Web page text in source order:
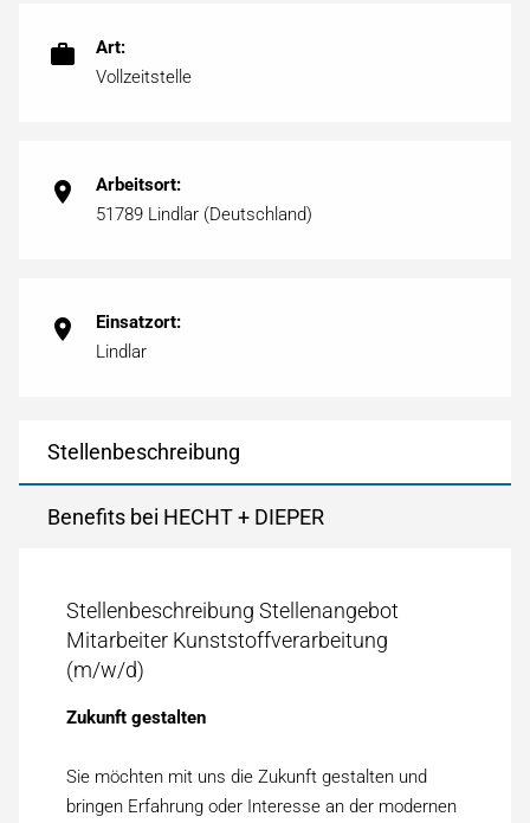
Art:
Vollzeitstelle
Arbeitsort:
51789 Lindlar (Deutschland)
Einsatzort:
Lindlar
Stellenbeschreibung
Benefits bei HECHT + DIEPER
Stellenbeschreibung Stellenangebot
Mitarbeiter Kunststoffverarbeitung
(m/w/d)
Zukunft gestalten
Sie möchten mit uns die Zukunft gestalten und
bringen Erfahrung oder Interesse an der modernen